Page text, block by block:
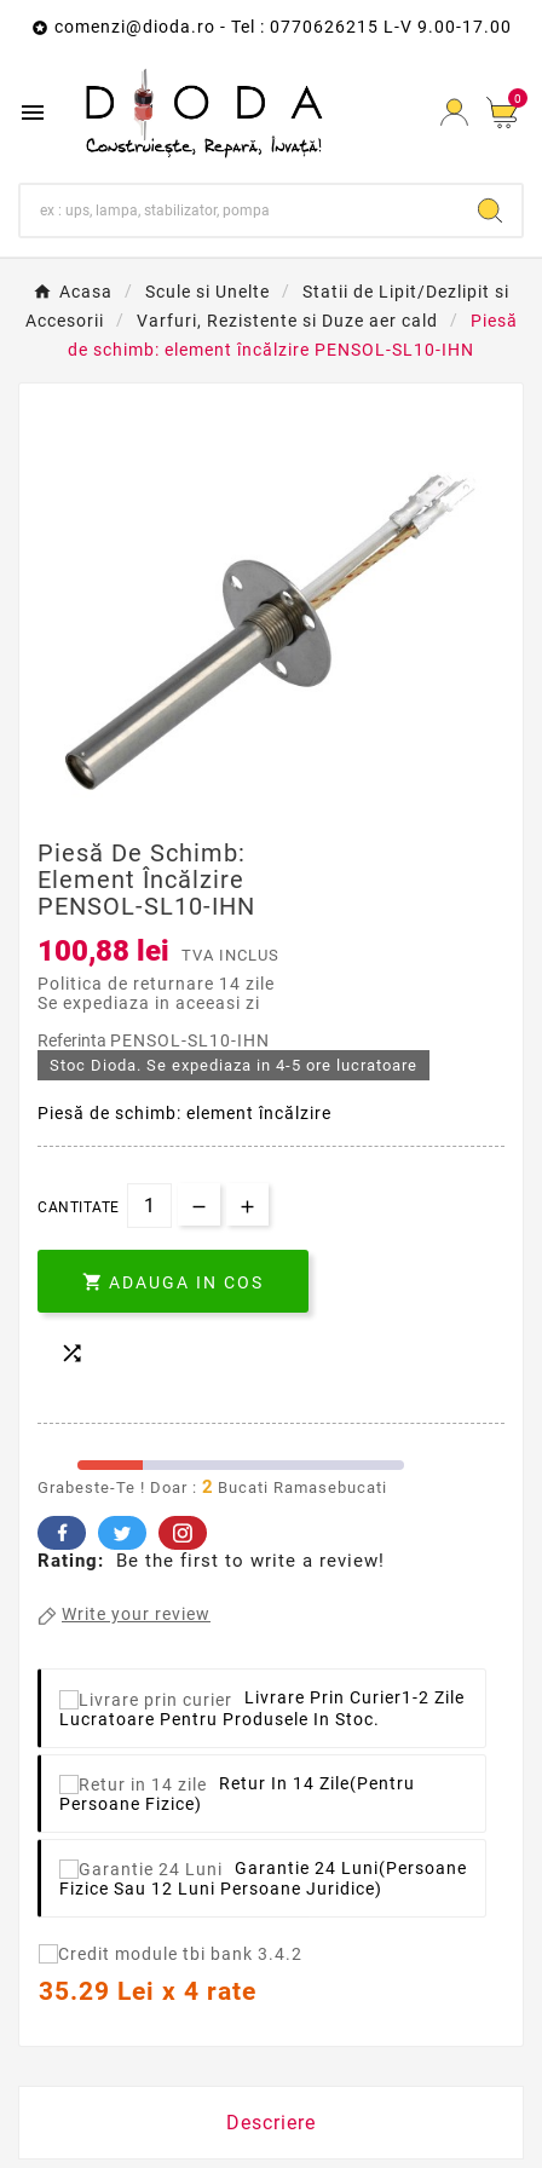
 comenzi@dioda.ro - Tel : 0770626215 L-V 9.00-17.00
 0
Acasa Scule si Unelte
Statii de Lipit/Dezlipit si
Accesorii
Varfuri, Rezistente si Duze aer cald
Piesă
de schimb: element încălzire PENSOL-SL10-IHN
Piesă De Schimb:
Element Încălzire
PENSOL-SL10-IHN
100,88 lei TVA INCLUS
Politica de returnare 14 zile
Se expediaza in aceeasi zi
Referinta PENSOL-SL10-IHN
Stoc Dioda. Se expediaza in 4-5 ore lucratoare
Piesă de schimb: element încălzire
CANTITATE
 ADAUGA IN COS

Grabeste-Te ! Doar : 2 Bucati Ramasebucati
Rating: Be the first to write a review!
Write your review
Livrare Prin Curier1-2 Zile
Lucratoare Pentru Produsele In Stoc.
Retur In 14 Zile(pentru
Persoane Fizice)
Garantie 24 Luni(persoane
Fizice Sau 12 Luni Persoane Juridice)
35.29 Lei x 4 rate
Descriere